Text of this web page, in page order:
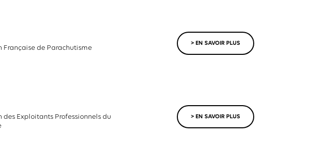
Française de Parachutisme
> EN SAVOIR PLUS
des Exploitants Professionnels du
> EN SAVOIR PLUS